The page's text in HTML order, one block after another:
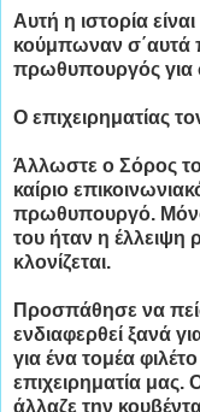
Αυτή η ιστορία
κούμπωναν σ΄αυτά
πρωθυπουργός για
Ο επιχειρηματίας
Άλλωστε ο Σόρος
καίριο
πρωθυπουργό.
του ήταν η έλλειψη
κλονίζεται.
Προσπάθησε να
ενδιαφερθεί ξανά
για ένα τομέα
επιχειρηματία μας.
άλλαζε την